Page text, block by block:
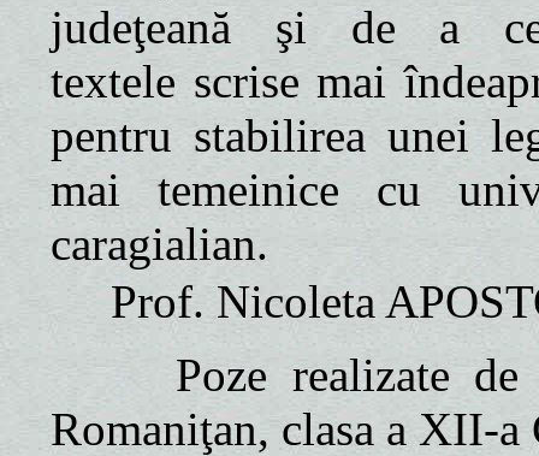
judeţeană şi de a
textele scrise mai
pentru stabilirea unei
mai temeinice cu
caragialian.
Prof. Nicoleta
Poze realizate de
Romaniţan, clasa a XII-a